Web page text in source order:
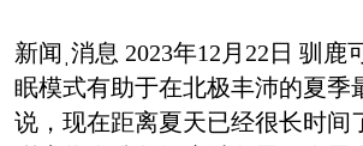
新闻ˌ消息 2023年12月22日 驯
眠模式有助于在北极丰沛的夏季
说，现在距离夏天已经很长时